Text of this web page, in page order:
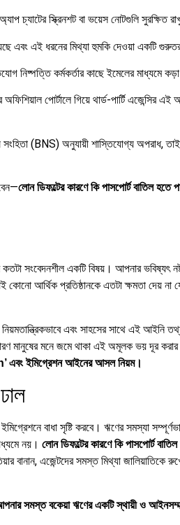
চ্যাটের স্ক্রিনশট বা ভয়েস নোটগুলি সুরক্ষিত
এবং এই ধরনের মিথ্যা হুমকি দেওয়া একটি
নিষ্পত্তি কর্মকর্তার কাছে ইমেলের মাধ্যমে
পোর্টালে গিয়ে থার্ড-পার্টি এজেন্সির
সংহিতা (BNS) অনুযায়ী শাস্তিযোগ্য অপরাধ, তাই
লোন ডিফল্টের কারণে কি পাসপোর্ট বাতিল
কতটা সংবেদনশীল একটি বিষয়। আপনার ভবিষ্যৎ
আর্থিক প্রতিষ্ঠানকে এতটা ক্ষমতা দেয় না
এবং সাহসের সাথে এই আইনি
মানুষের মনে জমে থাকা এই অমূলক ভয় দূর
ইমিগ্রেশন আইনের আসল নিয়ম।
বাধা সৃষ্টি করবে। ঋণের সমস্যা
নয়। লোন ডিফল্টের কারণে কি পাসপোর্ট
বানান, এজেন্টদের সমস্ত মিথ্যা জালিয়াতিকে
সমস্ত বকেয়া ঋণের একটি স্থায়ী ও